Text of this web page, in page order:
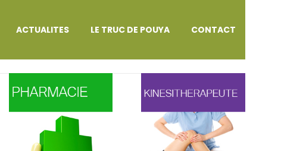
ACTUALITES LE TRUC DE POUYA CONTACT